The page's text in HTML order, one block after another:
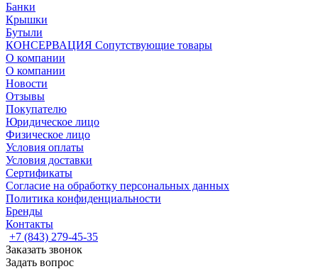
Банки
Крышки
Бутыли
КОНСЕРВАЦИЯ Сопутствующие товары
О компании
О компании
Новости
Отзывы
Покупателю
Юридическое лицо
Физическое лицо
Условия оплаты
Условия доставки
Сертификаты
Согласие на обработку персональных данных
Политика конфиденциальности
Бренды
Контакты
+7 (843) 279-45-35
Заказать звонок
Задать вопрос